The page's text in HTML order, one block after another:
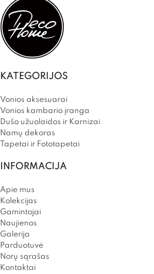
KATEGORIJOS
Vonios aksesuarai
Vonios kambario įranga
Dušo užuolaidos ir Karnizai
Namų dekoras
Tapetai ir Fototapetai
INFORMACIJA
Apie mus
Kolekcijas
Gamintojai
Naujienos
Galerija
Parduotuvė
Norų sąrašas
Kontaktai